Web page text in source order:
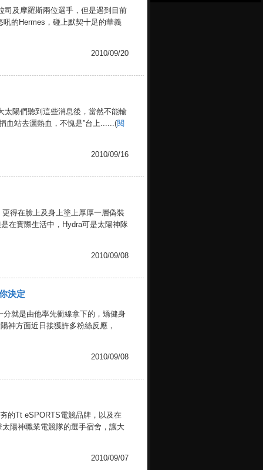
司及摩羅斯兩位選手，但是遇到目前
的Hermes，碰上默契十足的華義
2010/09/20
太陽們聽到這些消息後，當然不能輸
血站去灑熱血，不愧是”台上......(閱
2010/09/16
得在臉上及身上塗上厚厚一層偽裝
在實際生活中，Hydra可是太陽神隊
2010/09/08
決定
就是由他率先衝線拿下的，矯健身
神方面近日接獲許多粉絲反應，
2010/09/08
的Tt eSPORTS電競品牌，以及在
陽神職業電競隊的選手宿舍，讓大
2010/09/07